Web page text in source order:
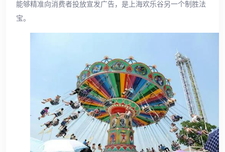
能够精准向消费者投放宣发广告，是上海欢乐谷另一个制胜法
宝。